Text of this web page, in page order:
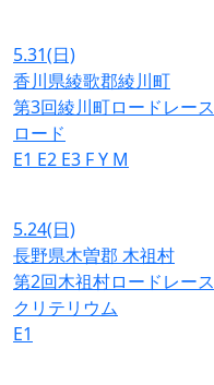
5.31(日)
香川県綾歌郡綾川町
第3回綾川町ロードレース
ロード
E1 E2 E3 FY M
5.24(日)
長野県木曽郡 木祖村
第2回木祖村ロードレース
クリテリウム
E1